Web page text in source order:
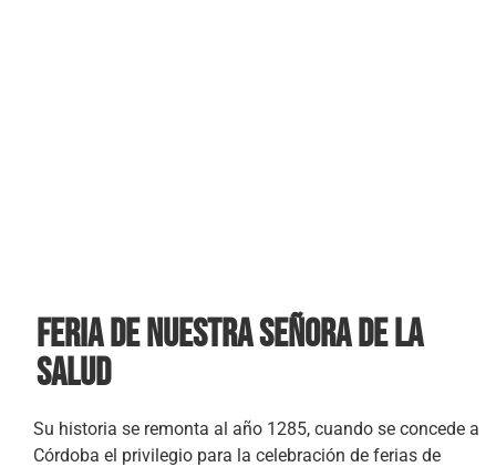
Feria de Nuestra Señora de la
Salud
Su historia se remonta al año 1285, cuando se concede a
Córdoba el privilegio para la celebración de ferias de